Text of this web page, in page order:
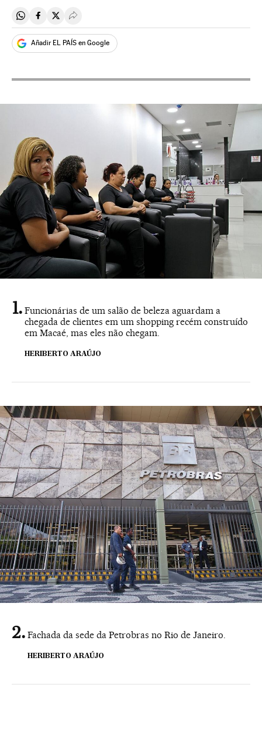
Compartir en Whatsapp
Compartir en Facebook
Compartir en Twitter
Desplegar Redes Sociales
Añadir EL PAÍS en Google
Funcionárias de um salão de beleza aguardam a
chegada de clientes em um shopping recém construído
em Macaé, mas eles não chegam.
HERIBERTO ARAÚJO
Fachada da sede da Petrobras no Rio de Janeiro.
HERIBERTO ARAÚJO